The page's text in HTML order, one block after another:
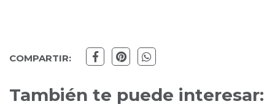
COMPARTIR:
También te puede interesar: